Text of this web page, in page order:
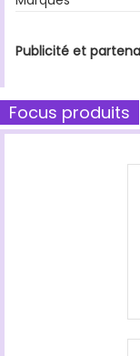
Publicité et
Focus produits